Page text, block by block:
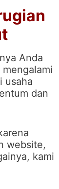
Anda
usaha
dan
website,
kami